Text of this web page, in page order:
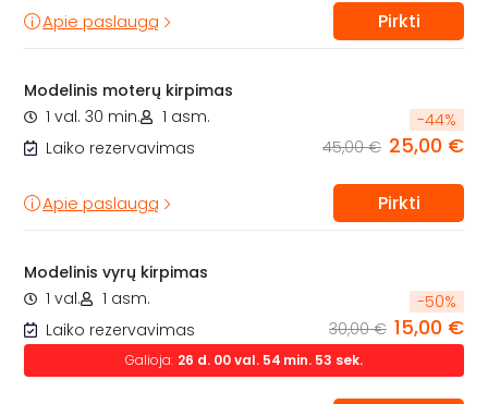
Apie paslaugą Pirkti
Modelinis moterų kirpimas
1 val. 30 min.
1 asm.
Laiko rezervavimas
-44%
45,00 € 25,00 €
Apie paslaugą Pirkti
Modelinis vyrų kirpimas
1 val.
1 asm.
Laiko rezervavimas
-50%
30,00 € 15,00 €
Galioja: 26 d. 00val. 54 min. 52 sek.